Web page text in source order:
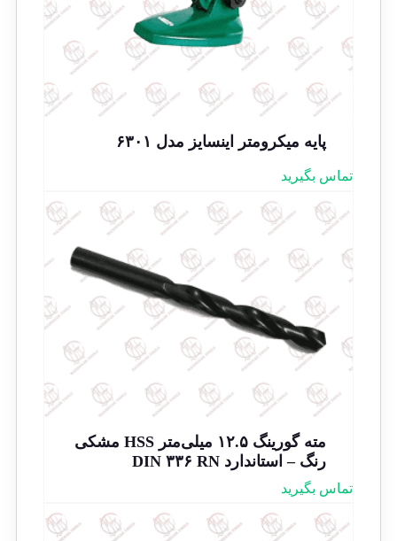
پایه میکرومتر اینسایز مدل ۶۳۰۱
تماس بگیرید
مته گورینگ ۱۲.۵ میلی‌متر HSS مشکی
رنگ – استاندارد DIN ۳۳۶ RN
تماس بگیرید